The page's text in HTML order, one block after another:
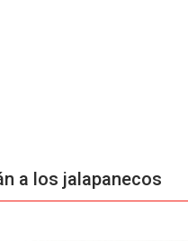
a los jalapanecos